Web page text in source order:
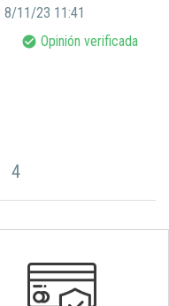
8/11/23 11:41
check_circle Opinión verificada
4